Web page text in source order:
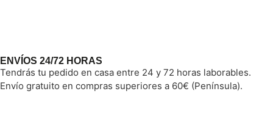
ENVÍOS 24/72 HORAS
Tendrás tu pedido en casa entre 24 y 72 horas laborables.
Envío gratuito en compras superiores a 60€ (Península).